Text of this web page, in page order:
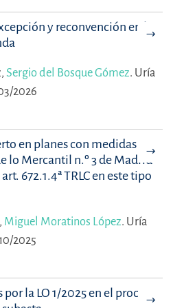
y reconvención en la
Sergio del Bosque Gómez. Uría
2026
en planes con medidas
lo Mercantil n.º 3 de Madrid
672.1.4ª TRLC en este tipo
, Miguel Moratinos López. Uría
2025
la LO 1/2025 en el proceso